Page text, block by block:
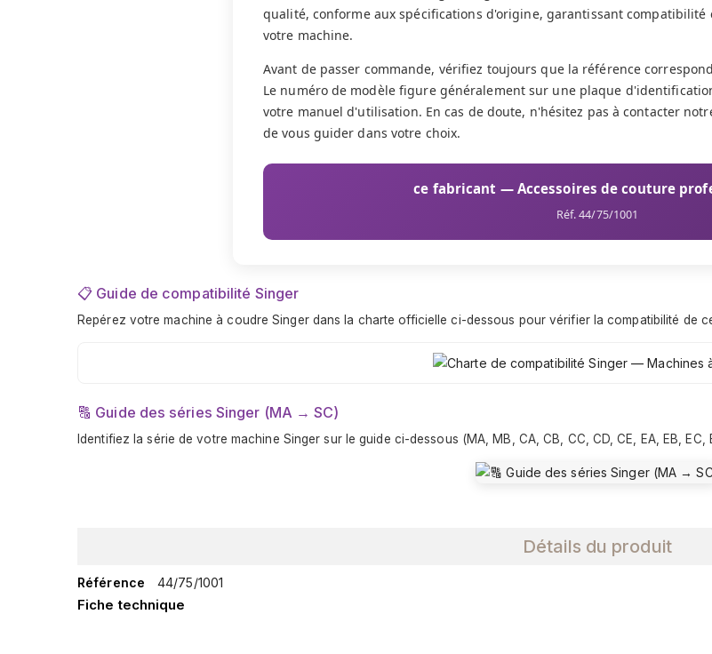
qualité, conforme aux spécifications d'origine, garantissant compatibilité
votre machine.
Avant de passer commande, vérifiez toujours que la référence
Le numéro de modèle figure généralement sur une plaque
votre manuel d'utilisation. En cas de doute, n'hésitez pas à contacter
de vous guider dans votre choix.
ce fabricant — Accessoires de couture
Réf. 44/75/1001
📋 Guide de compatibilité Singer
Repérez votre machine à coudre Singer dans la charte officielle ci-dessous pour vérifier la compatibilité de
🔠 Guide des séries Singer (MA → SC)
Identifiez la série de votre machine Singer sur le guide ci-dessous (MA, MB, CA, CB, CC, CD, CE, EA, EB,
Détails du produit
Référence 44/75/1001
Fiche technique